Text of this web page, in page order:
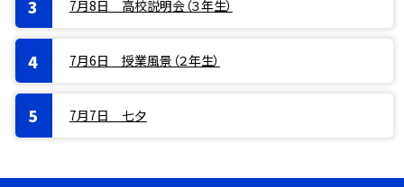
7月8日 高校説明会（３年生）
7月6日 授業風景（２年生）
7月7日 七夕